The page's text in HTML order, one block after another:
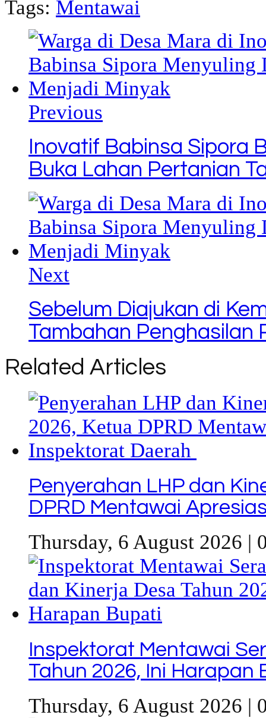
Copy
Tags: Mentawai
Previous
Inovatif Babinsa Sipora
Buka Lahan Pertanian
Next
Sebelum Diajukan di
Tambahan Penghasilan
Related Articles
Penyerahan LHP dan
DPRD Mentawai
Thursday, 6 August 2026 |
Inspektorat Mentawai
Tahun 2026, Ini Harapan
Thursday, 6 August 2026 |